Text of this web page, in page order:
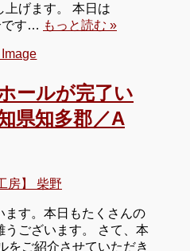
上げます。 本日は
です… もっと読む »
ールが完了い
県知多郡／A
房】 柴野
ます。本日もたくさんの
うございます。 さて、本
をご紹介させていただき